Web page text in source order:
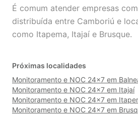
É comum atender empresas
distribuída entre Camboriú e
como Itapema, Itajaí e Brusque.
Próximas localidades
Monitoramento e NOC 24×7 em
Monitoramento e NOC 24×7 em Itajaí
Monitoramento e NOC 24×7 em
Monitoramento e NOC 24×7 em